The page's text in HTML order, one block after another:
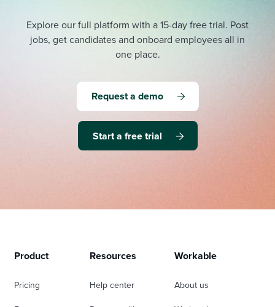
Explore our full platform with a 15-day free trial. Post
jobs, get candidates and onboard employees all in
one place.
Request a demo
Start a free trial
Product
Pricing
Resources
Help center
Workable
About us